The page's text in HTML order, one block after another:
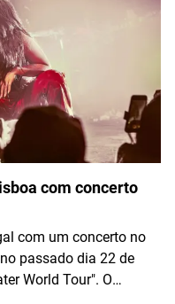
com concerto
com um concerto no
passado dia 22 de
World Tour". O